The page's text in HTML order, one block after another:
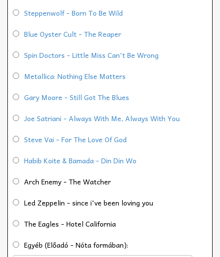
Steppenwolf - Born To Be Wild
Blue Oyster Cult - The Reaper
Spin Doctors - Little Miss Can't Be Wrong
Metallica: Nothing Else Matters
Gary Moore - Still Got The Blues
Joe Satriani - Always With Me, Always With You
Steve Vai - For The Love Of God
Habib Koite & Bamada - Din Din Wo
Arch Enemy - The Watcher
Led Zeppelin - since i've been loving you
The Eagles - Hotel California
Egyéb (Előadó - Nóta formában):